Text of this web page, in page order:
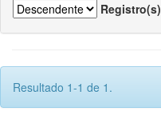
Registro(s)
Resultado 1-1 de 1.